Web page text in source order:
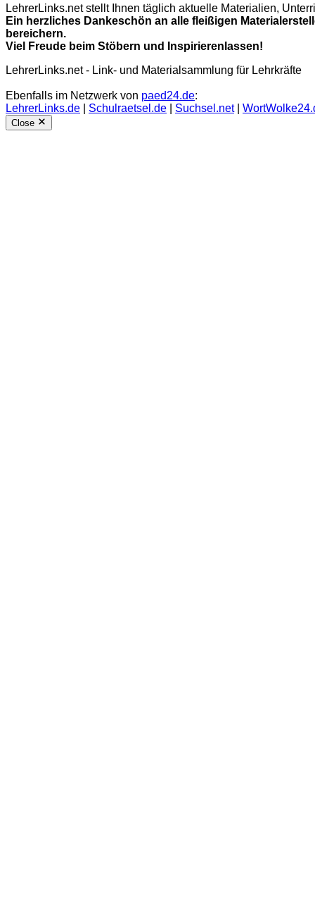
LehrerLinks.net stellt Ihnen täglich aktuelle Materialien,
Ein herzliches Dankeschön an alle fleißigen
bereichern.
Viel Freude beim Stöbern und Inspirierenlassen!
LehrerLinks.net - Link- und Materialsammlung für Lehrkräfte
Ebenfalls im Netzwerk von paed24.de:
LehrerLinks.de
Schulraetsel.de Suchsel.net|
Close